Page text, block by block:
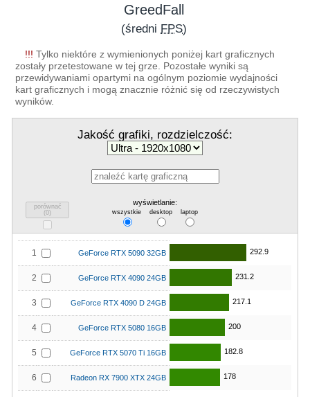
GreedFall
(średni FPS)
!!! Tylko niektóre z wymienionych poniżej kart graficznych
zostały przetestowane w tej grze. Pozostałe wyniki są
przewidywaniami opartymi na ogólnym poziomie wydajności
kart graficznych i mogą znacznie różnić się od rzeczywistych
wyników.
Jakość grafiki, rozdzielczość:
porównać
(0)
wyświetlanie:
wszystkie desktop laptop
1 GeForce RTX 5090 32GB 292.9
2 GeForce RTX 4090 24GB 231.2
3 GeForce RTX 4090 D 24GB 217.1
4 GeForce RTX 5080 16GB 200
5 GeForce RTX 5070 Ti 16GB 182.8
6 Radeon RX 7900 XTX 24GB 178